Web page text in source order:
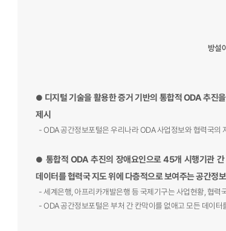
방설
● 디지털 기술을 활용한 증거 기반의 통합적 ODA 추진
제시
- ODA 공간정보포털은 우리나라 ODA 사업정보와 협력국의
● 통합적 ODA 추진의 장애요인으로 45개 시행기관
데이터를 협력국 지도 위에 다층적으로 보여주는 공간정
- 세계은행, 아프리카개발은행 등 국제기구는 사업현황, 협
- ODA 공간정보포털은 부처 간 칸막이를 없애고 모든 데이